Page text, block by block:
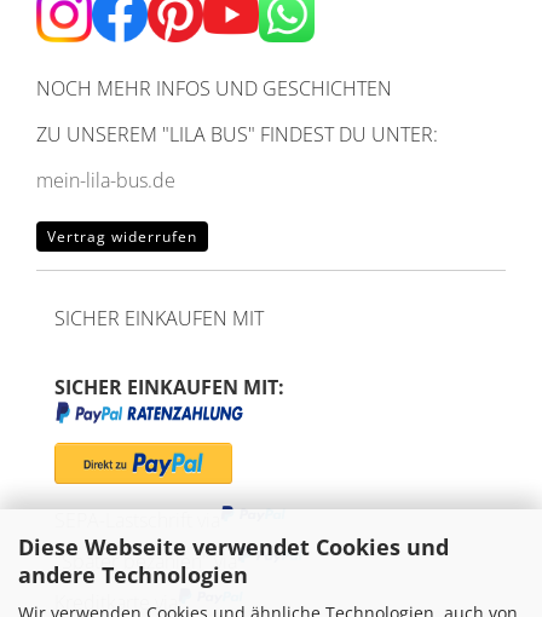
Diese Webseite verwendet Cookies und
andere Technologien
Wir verwenden Cookies und ähnliche Technologien, auch von
NOCH MEHR INFOS UND GESCHICHTEN
ZU UNSEREM "LILA BUS" FINDEST DU UNTER:
mein-lila-bus.de
Vertrag widerrufen
SICHER EINKAUFEN MIT
SICHER EINKAUFEN MIT:
"Später bezahlen" via
Kreditkarte via